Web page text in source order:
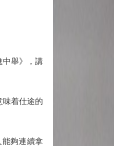
舉》，講
着仕途的
夠連續拿